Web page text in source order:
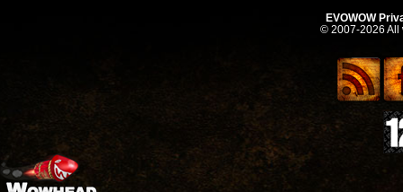
EVOWOW
© 2007-2026 All